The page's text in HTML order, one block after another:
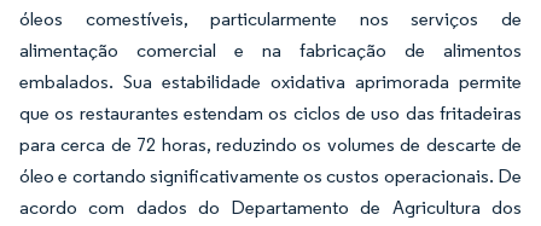
óleos comestíveis, particularmente nos serviços de
alimentação comercial e na fabricação de alimentos
embalados. Sua estabilidade oxidativa aprimorada permite
que os restaurantes estendam os ciclos de uso das fritadeiras
para cerca de 72 horas, reduzindo os volumes de descarte de
óleo e cortando significativamente os custos operacionais. De
acordo com dados do Departamento de Agricultura dos